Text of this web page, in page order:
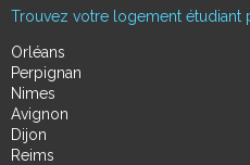
Trouvez votre logement étudiant
Orléans
Perpignan
Nimes
Avignon
Dijon
Reims